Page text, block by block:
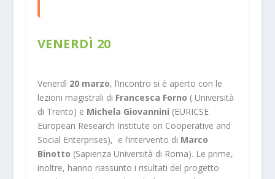
VENERDÌ 20
Venerdì 20 marzo, l’incontro si è aperto con le
lezioni magistrali di Francesca Forno ( Università
di Trento) e Michela Giovannini (EURICSE
European Research Institute on Cooperative and
Social Enterprises), e l’intervento di Marco
Binotto (Sapienza Università di Roma). Le prime,
inoltre, hanno riassunto i risultati del progetto